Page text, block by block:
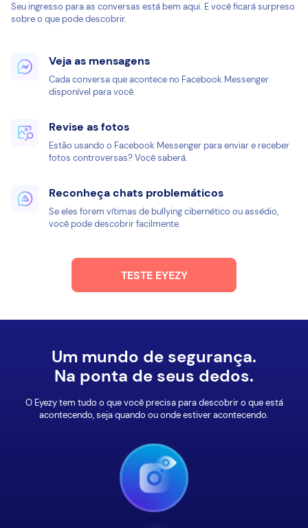
Seu ingresso para as conversas está bem aqui. E você ficará surpreso
sobre o que pode descobrir.
Veja as mensagens
Cada conversa que acontece no Facebook Messenger
disponível para você.
Revise as fotos
Estão usando o Facebook Messenger para enviar e receber
fotos controversas? Você saberá.
Reconheça chats problemáticos
Se eles forem vítimas de bullying cibernético ou assédio,
você pode descobrir facilmente.
TESTE EYEZY
Um mundo de segurança.
Na ponta de seus dedos.
O Eyezy tem tudo o que você precisa para descobrir o que está
acontecendo, seja quando ou onde estiver acontecendo.